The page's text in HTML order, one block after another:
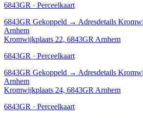
6843GR · Perceelkaart
6843GR Gekoppeld → Adresdetails
Arnhem
Kromwijkplaats 22, 6843GR Arnhem
6843GR · Perceelkaart
6843GR Gekoppeld → Adresdetails
Arnhem
Kromwijkplaats 24, 6843GR Arnhem
6843GR · Perceelkaart